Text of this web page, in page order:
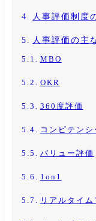
人事評価制度
人事評価の主
MBO
OKR
360度評価
コンピテンシ
バリュー評価
1on1
リアルタイ